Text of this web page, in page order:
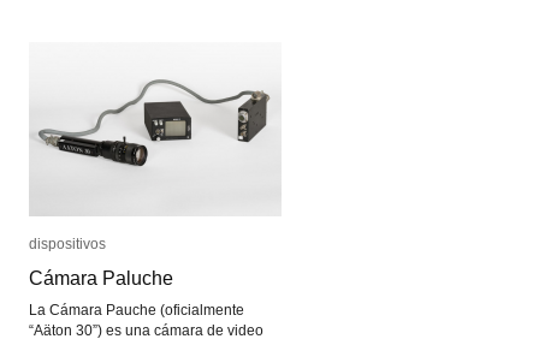
dispositivos
Cámara Paluche
La Cámara Pauche (oficialmente
“Aäton 30”) es una cámara de video
dispositivos
Cámara Paluche